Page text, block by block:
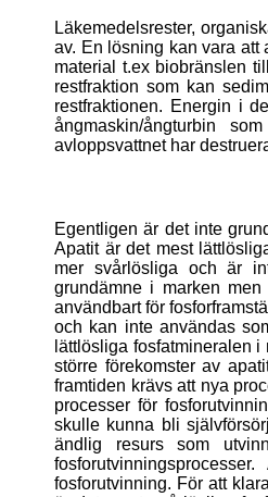
Läkemedelsrester,
av. En lösning kan vara att
material t.ex biobränslen
restfraktion som kan
restfraktionen. Energin i
ångmaskin/ångturbin
avloppsvattnet har
Egentligen är det inte
Apatit är det mest
mer svårlösliga och är
grundämne i marken
användbart för
och kan inte användas
lättlösliga fosfatmineralen
större förekomster av
framtiden krävs att nya
processer för
skulle kunna bli
ändlig resurs som
fosforutvinning. För att